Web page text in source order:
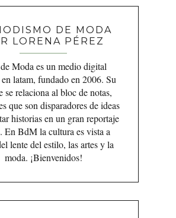
DE MODA
LORENA PÉREZ
Moda es un medio digital
latam, fundado en 2006. Su
se relaciona al bloc de notas,
que son disparadores de ideas
historias en un gran reportaje
En BdM la cultura es vista a
lente del estilo, las artes y la
moda. ¡Bienvenidos!